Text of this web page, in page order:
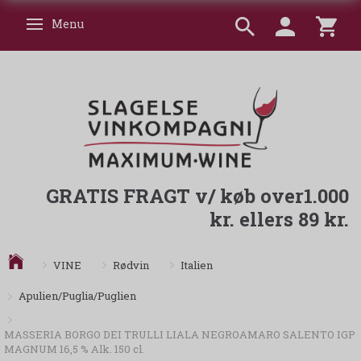
Skifte navigation
Menu
GRATIS FRAGT v/ køb over1.000
kr. ellers 89 kr.
VINE Rødvin Italien
Apulien/Puglia/Puglien
MASSERIA BORGO DEI TRULLI LIALA NEGROAMARO SALENTO IGP
MAGNUM 16,5 % Alk. 150 cl.